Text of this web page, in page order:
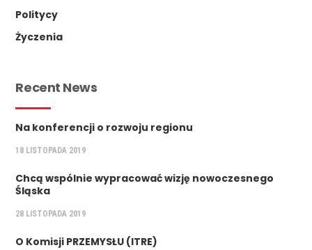
Politycy
Życzenia
Recent News
Na konferencji o rozwoju regionu
18 LISTOPADA 2019
Chcą wspólnie wypracować wizję nowoczesnego
Śląska
28 LISTOPADA 2019
O Komisji PRZEMYSŁU (ITRE)